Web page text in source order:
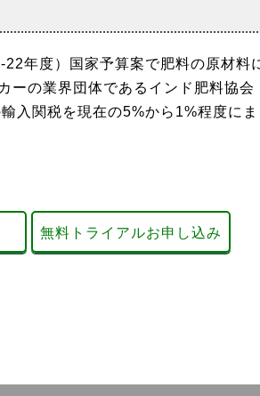
年度）国家予算案で肥料の原材料
の業界団体であるインド肥料協会
入関税を現在の5%から1%程度にま
無料トライアルお申し込み